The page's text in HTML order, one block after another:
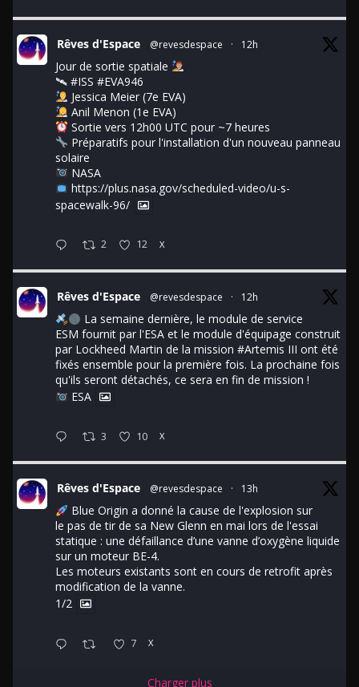
Rêves d'Espace @revesdespace · 12h
Jour de sortie spatiale
🛰 #ISS #EVA946
Jessica Meier (7e EVA)
Anil Menon (1e EVA)
Sortie vers 12h00 UTC pour ~7 heures
Préparatifs pour l'installation d'un nouveau panneau
solaire
NASA
https://plus.nasa.gov/scheduled-video/u-s-
spacewalk-96/
2 12 X
Rêves d'Espace @revesdespace · 12h
La semaine dernière, le module de service
ESM fournit par l'ESA et le module d'équipage construit
par Lockheed Martin de la mission #Artemis III ont été
fixés ensemble pour la première fois. La prochaine fois
qu'ils seront détachés, ce sera en fin de mission !
ESA
3 10 X
Rêves d'Espace @revesdespace · 13h
Blue Origin a donné la cause de l'explosion sur
le pas de tir de sa New Glenn en mai lors de l'essai
statique : une défaillance d’une vanne d’oxygène liquide
sur un moteur BE-4.
Les moteurs existants sont en cours de retrofit après
modification de la vanne.
1/2
7 X
Charger plus